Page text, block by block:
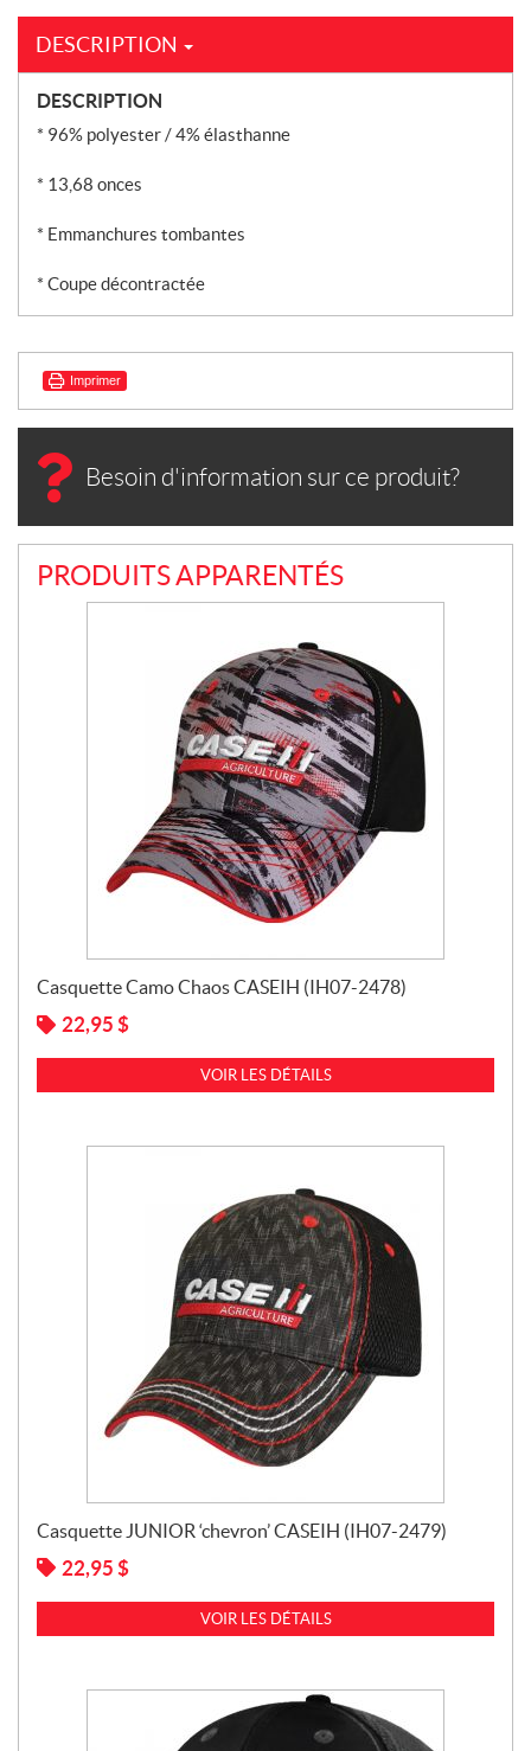
à
capuche
(IH02-
4649)
DESCRIPTION
DESCRIPTION
* 96% polyester / 4% élasthanne
* 13,68 onces
* Emmanchures tombantes
* Coupe décontractée
Imprimer
Besoin d'information sur ce produit?
PRODUITS APPARENTÉS
Casquette Camo Chaos CASEIH (IH07-2478)
22,95 $
VOIR LES DÉTAILS
Casquette JUNIOR ‘chevron’ CASEIH (IH07-2479)
22,95 $
VOIR LES DÉTAILS